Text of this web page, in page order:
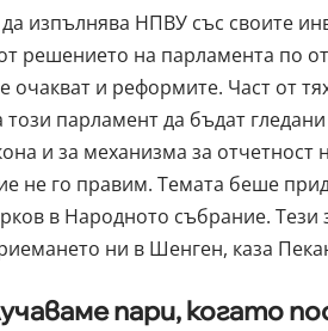
изпълнява НПВУ със своите
решението на парламента по
очакват и реформите. Част от
този парламент да бъдат
и за механизма за отчетност
не го правим. Темата беше
в Народното събрание.
ни в Шенген, каза
пари, когато